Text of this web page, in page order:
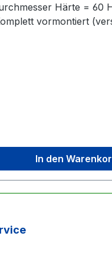
Härte =
vormontiert
In den